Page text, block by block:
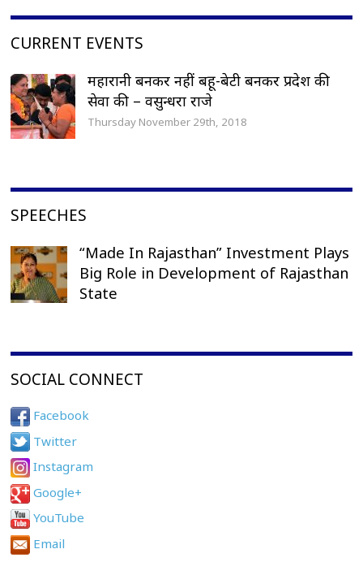
CURRENT EVENTS
महारानी बनकर नहीं बहू-बेटी बनकर प्रदेश की
सेवा की – वसुन्धरा राजे
Thursday November 29th, 2018
SPEECHES
“Made In Rajasthan” Investment Plays
Big Role in Development of Rajasthan
State
SOCIAL CONNECT
Facebook
Twitter
Instagram
Google+
YouTube
Email